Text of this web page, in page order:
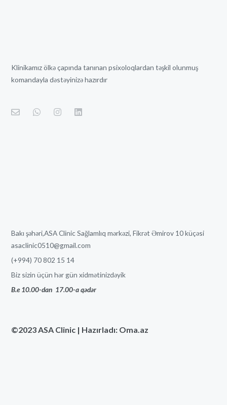
Klinikamız ölkə çapında tanınan psixoloqlardan təşkil olunmuş
komandayla dəstəyinizə hazırdır
Bakı şəhəri,ASA Clinic Sağlamlıq mərkəzi, Fikrət Əmirov 10 küçəsi
asaclinic0510@gmail.com
(+994) 70 802 15 14
Biz sizin üçün hər gün xidmətinizdəyik
B.e 10.00-dan 17.00-a qədər
©2023 ASA Clinic | Hazırladı: Oma.az